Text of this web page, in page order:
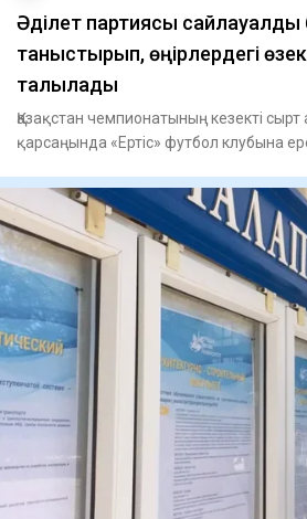
Әділет партиясы
таныстырып, өңірлердегі
талқылады
Қазақстан чемпионатының кезекті
қарсаңында «Ертіс» футбол клубына